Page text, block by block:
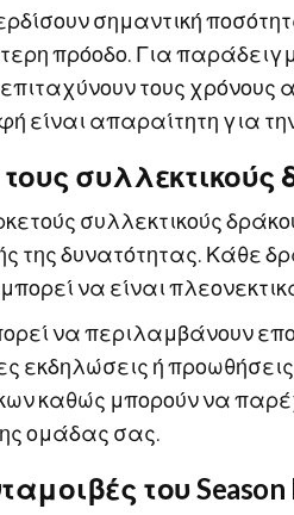
σημαντική
πρόοδο. Για
τους
είναι απαραίτητη για
τους
συλλεκτικούς
της δυνατότητας. Κάθε
να είναι
να περιλαμβάνουν
εκδηλώσεις ή
καθώς μπορούν να
ομάδας σας.
του Season